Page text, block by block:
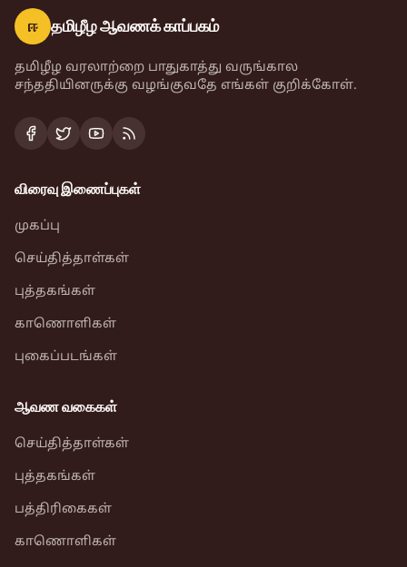
ஈ தமிழீழ ஆவணக் காப்பகம்
தமிழீழ வரலாற்றை பாதுகாத்து வருங்கால
சந்ததியினருக்கு வழங்குவதே எங்கள் குறிக்கோள்.
விரைவு இணைப்புகள்
முகப்பு
செய்தித்தாள்கள்
புத்தகங்கள்
காணொளிகள்
புகைப்படங்கள்
ஆவண வகைகள்
செய்தித்தாள்கள்
புத்தகங்கள்
பத்திரிகைகள்
காணொளிகள்